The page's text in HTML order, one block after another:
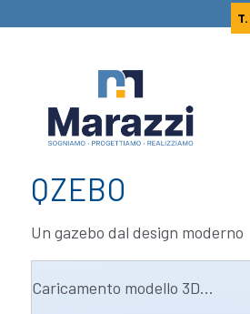
QZEBO
Un gazebo dal design moderno
Caricamento modello 3D...